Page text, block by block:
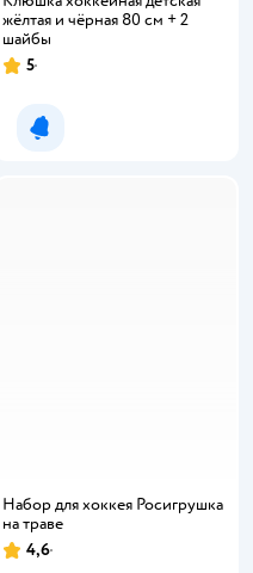
жёлтая и чёрная 80 см + 2
шайбы
Рейтинг:
5
Уведомить о появлении
Набор для хоккея Росигрушка
на траве
Рейтинг:
4,6